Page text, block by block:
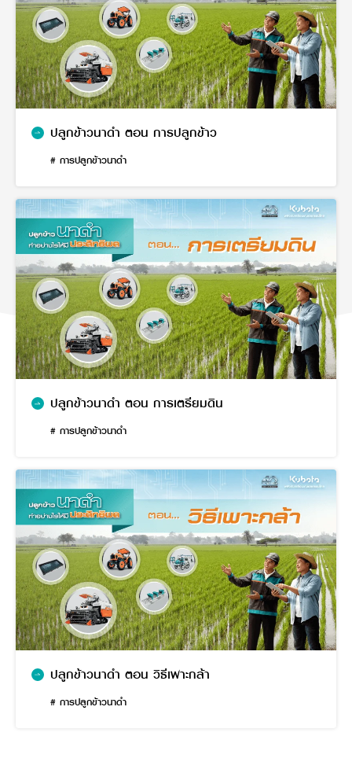
ปลูกข้าวนาดำ ตอน การปลูกข้าว
# การปลูกข้าวนาดำ
ปลูกข้าวนาดำ ตอน การเตรียมดิน
# การปลูกข้าวนาดำ
ปลูกข้าวนาดำ ตอน วิธีเพาะกล้า
# การปลูกข้าวนาดำ